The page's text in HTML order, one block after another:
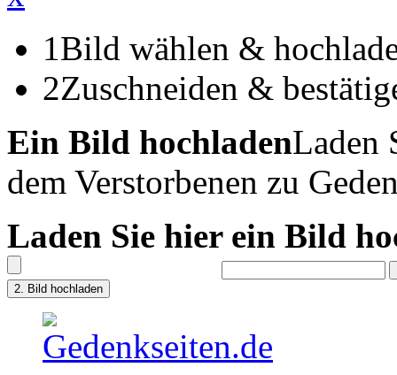
1Bild wählen &
2Zuschneiden &
Ein Bild hochladenLaden
dem Verstorbenen zu
Laden Sie hier ein Bild